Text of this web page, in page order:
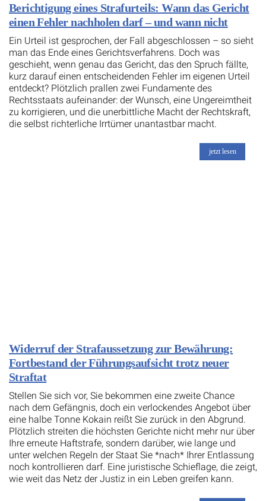
Berichtigung eines Strafurteils: Wann das Gericht
einen Fehler nachholen darf – und wann nicht
Ein Urteil ist gesprochen, der Fall abgeschlossen – so sieht
man das Ende eines Gerichtsverfahrens. Doch was
geschieht, wenn genau das Gericht, das den Spruch fällte,
kurz darauf einen entscheidenden Fehler im eigenen Urteil
entdeckt? Plötzlich prallen zwei Fundamente des
Rechtsstaats aufeinander: der Wunsch, eine Ungereimtheit
zu korrigieren, und die unerbittliche Macht der Rechtskraft,
die selbst richterliche Irrtümer unantastbar macht.
jetzt lesen
Widerruf der Strafaussetzung zur Bewährung:
Fortbestand der Führungsaufsicht trotz neuer
Straftat
Stellen Sie sich vor, Sie bekommen eine zweite Chance
nach dem Gefängnis, doch ein verlockendes Angebot über
eine halbe Tonne Kokain reißt Sie zurück in den Abgrund.
Plötzlich streiten die höchsten Gerichte nicht mehr nur über
Ihre erneute Haftstrafe, sondern darüber, wie lange und
unter welchen Regeln der Staat Sie *nach* Ihrer Entlassung
noch kontrollieren darf. Eine juristische Schieflage, die zeigt,
wie weit das Netz der Justiz in ein Leben greifen kann.